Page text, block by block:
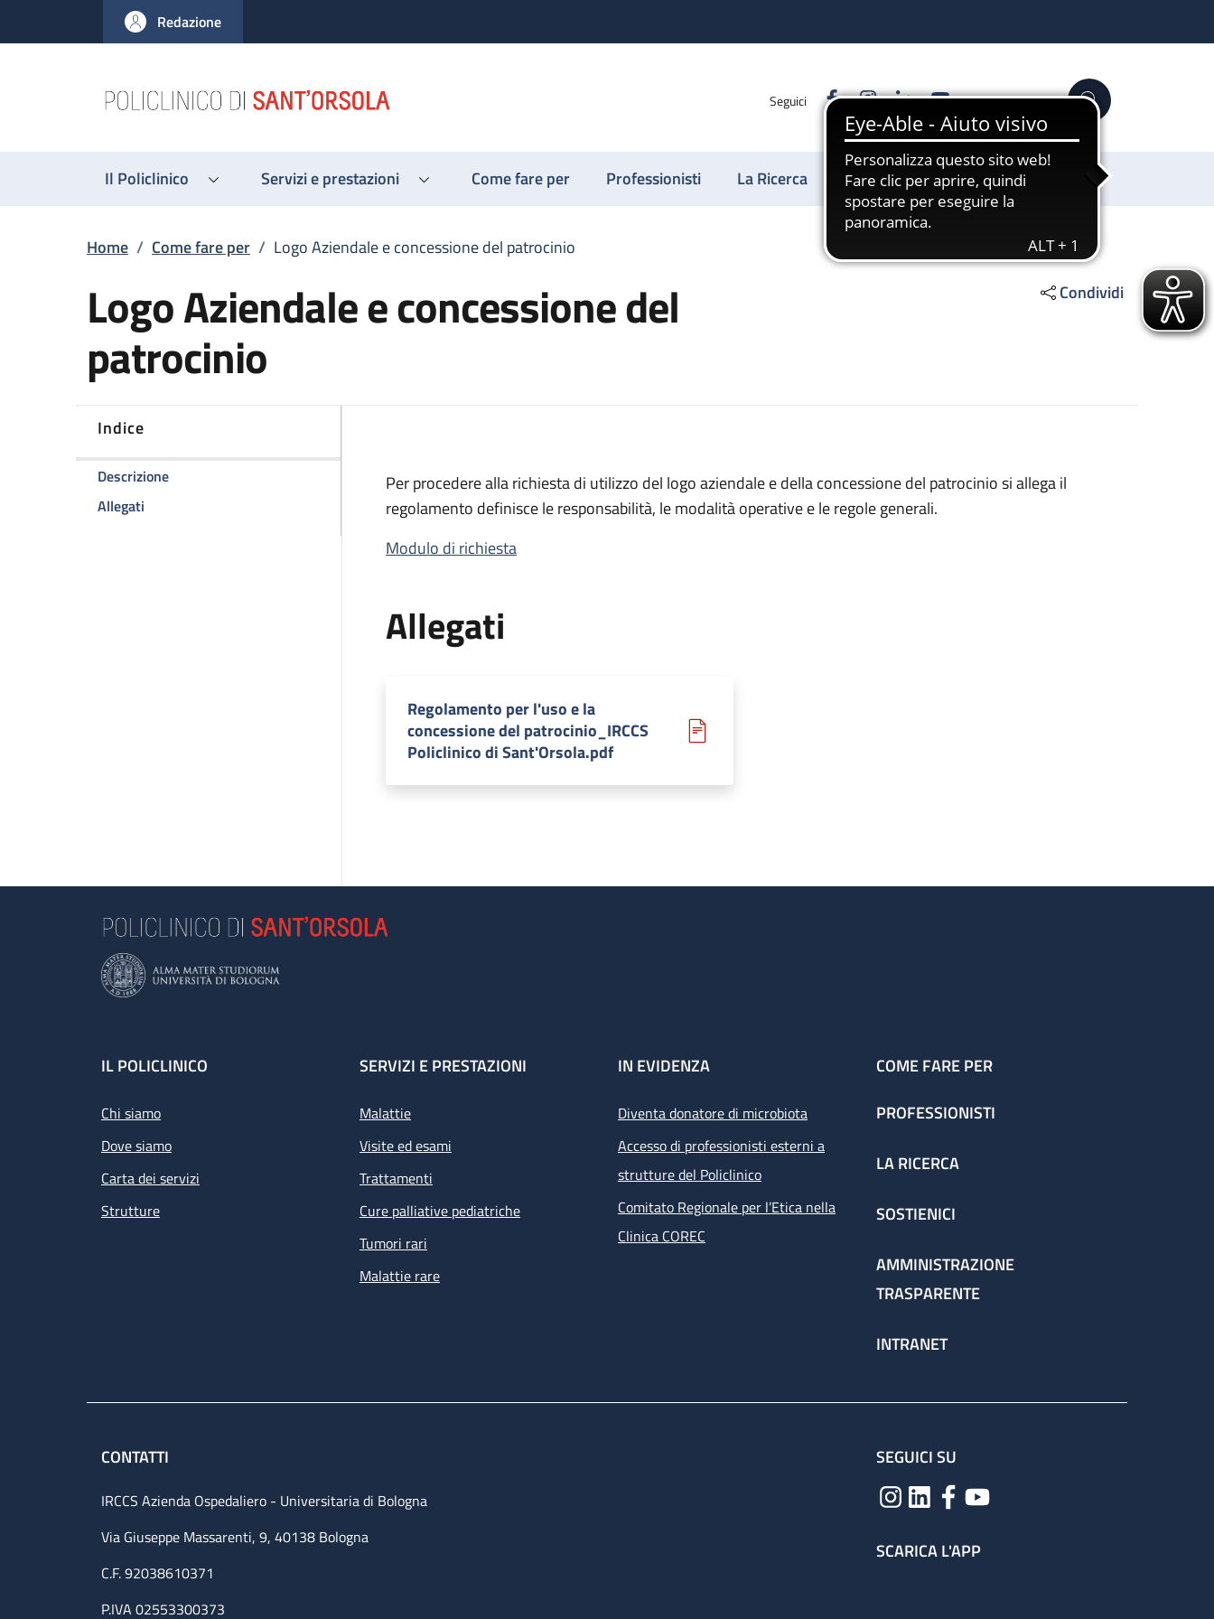
al contenuto principale
to footer content
Redazione
Seguici FacebookInstagram
LinkedinYouTube Cerca
Il Policlinico Servizi e prestazioni Come fare per Professionisti La Ricerca Sostienici
Briciole di pane
Home / Come fare per / Logo Aziendale e concessione del patrocinio
Logo Aziendale e concessione del
patrocinio
Condividi
Indice
Descrizionedella pagina Logo Aziendale e concessione del patrocinio
Allegati della pagina Logo Aziendale e concessione del patrocinio
Per procedere alla richiesta di utilizzo del logo aziendale e della concessione del patrocinio si allega il
regolamento definisce le responsabilità, le modalità operative e le regole generali.
Modulo di richiesta
Allegati
Regolamento per l'uso e la
concessione del patrocinio_IRCCS
Policlinico di Sant'Orsola.pdf
Footer
IL POLICLINICO
Chi siamo
Dove siamo
Carta dei servizi
Strutture
SERVIZI E PRESTAZIONI
Malattie
Visite ed esami
Trattamenti
Cure palliative pediatriche
Tumori rari
Malattie rare
IN EVIDENZA
Diventa donatore di microbiota
Accesso di professionisti esterni a
strutture del Policlinico
Comitato Regionale per l’Etica nella
Clinica COREC
COME FARE PER
PROFESSIONISTI
LA RICERCA
SOSTIENICI
AMMINISTRAZIONE
TRASPARENTE
INTRANET
CONTATTI
IRCCS Azienda Ospedaliero - Universitaria di Bologna
Via Giuseppe Massarenti, 9, 40138 Bologna
C.F. 92038610371
P.IVA 02553300373
SEGUICI SU
SCARICA L'APP